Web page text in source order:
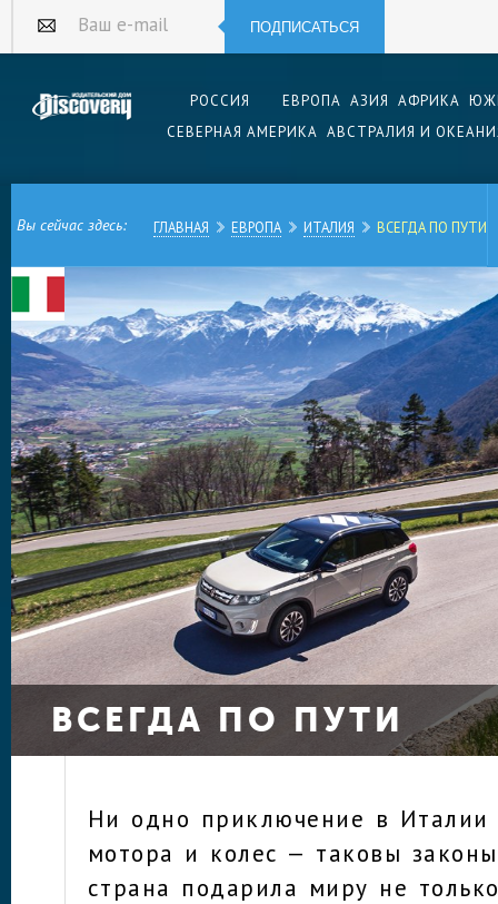
Ваш e-mail ПОДПИСАТЬСЯ
РОССИЯ ЕВРОПА АЗИЯ АФРИКА
СЕВЕРНАЯ АМЕРИКА АВСТРАЛИЯ И
Вы сейчас здесь: ГЛАВНАЯ ЕВРОПА ИТАЛИЯ ВСЕГДА ПО ПУТИ
ВСЕГДА ПО ПУТИ
Ни одно приключение в Италии
мотора и колес — таковы
страна подарила миру не